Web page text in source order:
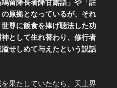
留降長者降甘露語」や「註
原拠となっているが、それ
尊に飯食を捧げ聴法した功
として生れ替わり、修行者
せしめて与えたという説話
果たしていたなら、天上界